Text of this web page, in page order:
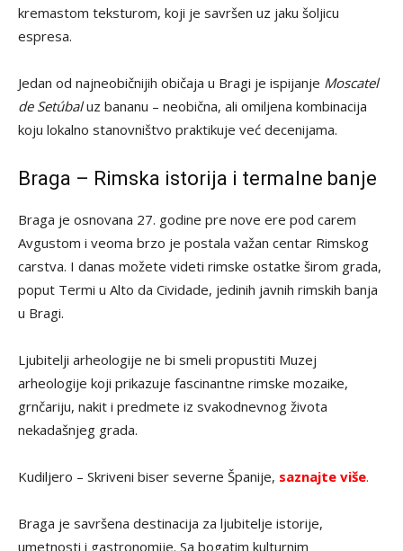
kremastom teksturom, koji je savršen uz jaku šoljicu
espresa.
Jedan od najneobičnijih običaja u Bragi je ispijanje Moscatel
de Setúbaluz bananu – neobična, ali omiljena kombinacija
koju lokalno stanovništvo praktikuje već decenijama.
Braga – Rimska istorija i termalne banje
Braga je osnovana 27. godine pre nove ere pod carem
Avgustom i veoma brzo je postala važan centar Rimskog
carstva. I danas možete videti rimske ostatke širom grada,
poput Termi u Alto da Cividade, jedinih javnih rimskih banja
u Bragi.
Ljubitelji arheologije ne bi smeli propustiti Muzej
arheologije koji prikazuje fascinantne rimske mozaike,
grnčariju, nakit i predmete iz svakodnevnog života
nekadašnjeg grada.
Kudiljero – Skriveni biser severne Španije, saznajte više.
Braga je savršena destinacija za ljubitelje istorije,
umetnosti i gastronomije. Sa bogatim kulturnim